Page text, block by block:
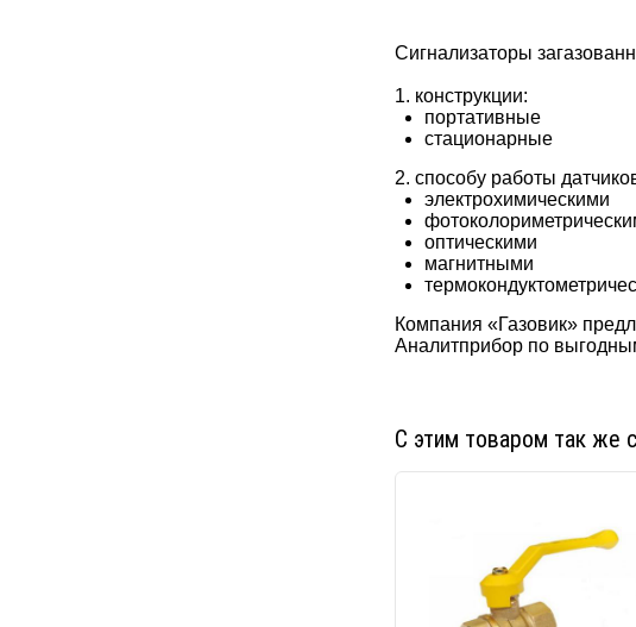
Сигнализаторы
1. конструкции:
портативные
стационарные
2. способу работы
электрохимическими
оптическими
магнитными
Компания «Газовик»
Аналитприбор по
С этим товаром так же